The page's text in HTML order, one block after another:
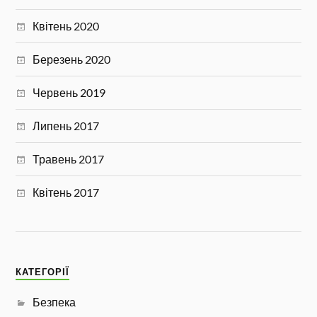
Квітень 2020
Березень 2020
Червень 2019
Липень 2017
Травень 2017
Квітень 2017
КАТЕГОРІЇ
Безпека